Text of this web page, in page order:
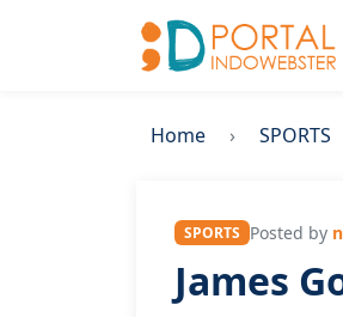
Home SPORTS
SPORTS Posted by
James